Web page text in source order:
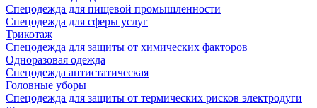
Спецодежда для пищевой промышленности
Спецодежда для сферы услуг
Трикотаж
Спецодежда для защиты от химических факторов
Одноразовая одежда
Спецодежда антистатическая
Головные уборы
Спецодежда для защиты от термических рисков электродуги